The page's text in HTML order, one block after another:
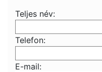
Teljes név:
Telefon:
E-mail: